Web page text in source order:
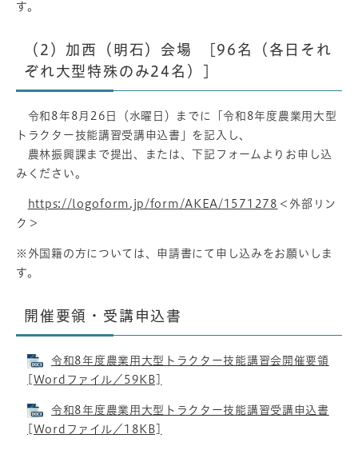
す。
（2）加西（明石）会場 [96名（各日それ
ぞれ大型特殊のみ24名）]
令和8年8月26日（水曜日）までに「令和8年度農業用大型
トラクター技能講習受講申込書」を記入し、
農林振興課まで提出、または、下記フォームよりお申し込
みください。
https://logoform.jp/form/AKEA/1571278 ＜外部リン
ク＞
※外国籍の方については、申請書にて申し込みをお願いしま
す。
開催要領・受講申込書
令和8年度農業用大型トラクター技能講習会開催要領
[Wordファイル／59KB]
令和8年度農業用大型トラクター技能講習受講申込書
[Wordファイル／18KB]